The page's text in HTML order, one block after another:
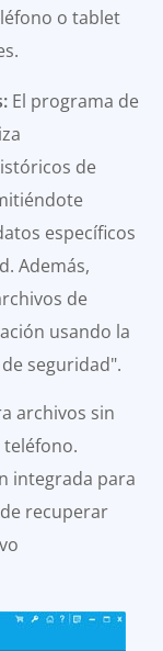
o tablet
El programa de
de
específicos
Además,
de
usando la
seguridad".
archivos sin
integrada para
recuperar